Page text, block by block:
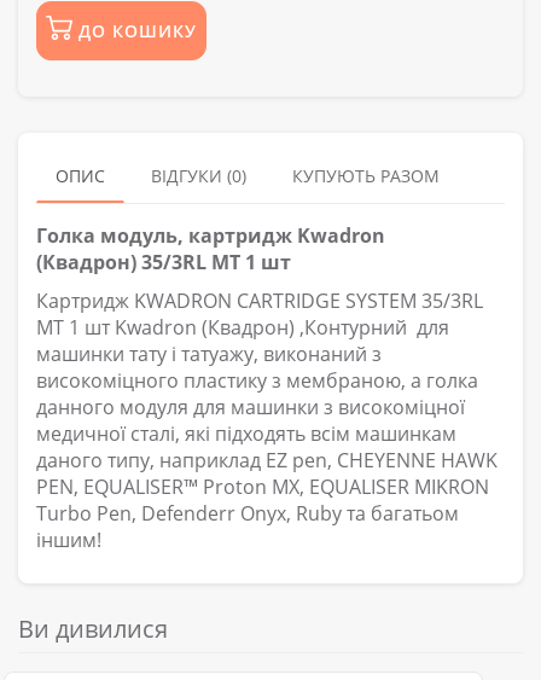
ДО КОШИКУ
ОПИС ВІДГУКИ (0) КУПУЮТЬ РАЗОМ
Голка модуль, картридж Kwadron
(Квадрон) 35/3RL MT 1 шт
Картридж KWADRON CARTRIDGE SYSTEM 35/3RL
MT 1 шт Kwadron (Квадрон) ,Контурний для
машинки тату і татуажу, виконаний з
високоміцного пластику з мембраною, а голка
данного модуля для машинки з високоміцної
медичної сталі, які підходять всім машинкам
даного типу, наприклад EZ pen, CHEYENNE HAWK
PEN, EQUALISER™ Proton MX, EQUALISER MIKRON
Turbo Pen, Defenderr Onyx, Ruby та багатьом
іншим!
Ви дивилися